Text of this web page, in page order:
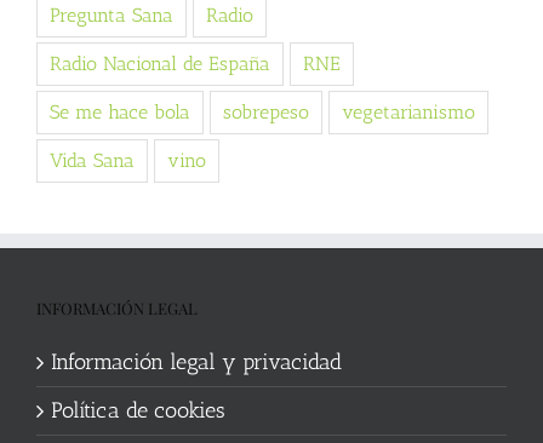
Pregunta Sana Radio
Radio Nacional de España RNE
Se me hace bola sobrepeso vegetarianismo
Vida Sana vino
INFORMACIÓN LEGAL
Información legal y privacidad
Política de cookies